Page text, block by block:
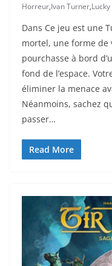
Horreur,Ivan Turner,
Dans Ce jeu est une
mortel, une forme de
pourchasse à bord
fond de l’espace.
éliminer la menace
Néanmoins, sachez
passer…
Read More